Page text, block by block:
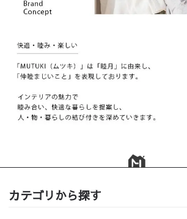
カテゴリから探す